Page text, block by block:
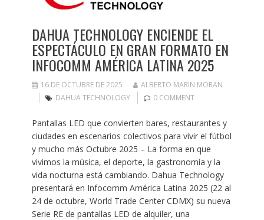
DAHUA TECHNOLOGY ENCIENDE EL
ESPECTÁCULO EN GRAN FORMATO EN
INFOCOMM AMÉRICA LATINA 2025
16 DE OCTUBRE DE 2025
ALBERTO MARIN MORAN
DAHUA TECHNOLOGY
0 COMMENT
Pantallas LED que convierten bares, restaurantes y
ciudades en escenarios colectivos para vivir el fútbol
y mucho más Octubre 2025 – La forma en que
vivimos la música, el deporte, la gastronomía y la
vida nocturna está cambiando. Dahua Technology
presentará en Infocomm América Latina 2025 (22 al
24 de octubre, World Trade Center CDMX) su nueva
Serie RE de pantallas LED de alquiler, una